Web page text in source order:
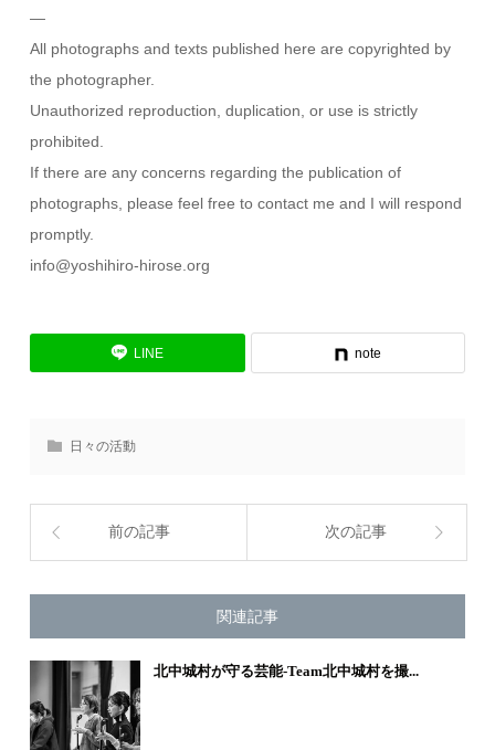
—
All photographs and texts published here are copyrighted by
the photographer.
Unauthorized reproduction, duplication, or use is strictly
prohibited.
If there are any concerns regarding the publication of
photographs, please feel free to contact me and I will respond
promptly.
info@yoshihiro-hirose.org
LINE note
日々の活動
前の記事 次の記事
関連記事
北中城村が守る芸能-Team北中城村を撮...